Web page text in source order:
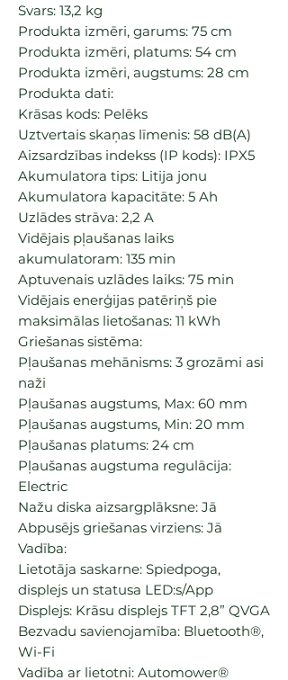
Svars: 13,2 kg
Produkta izmēri, garums: 75 cm
Produkta izmēri, platums: 54 cm
Produkta izmēri, augstums: 28 cm
Produkta dati:
Krāsas kods: Pelēks
Uztvertais skaņas līmenis: 58 dB(A)
Aizsardzības indekss (IP kods): IPX5
Akumulatora tips: Litija jonu
Akumulatora kapacitāte: 5 Ah
Uzlādes strāva: 2,2 A
Vidējais pļaušanas laiks
akumulatoram: 135 min
Aptuvenais uzlādes laiks: 75 min
Vidējais enerģijas patēriņš pie
maksimālas lietošanas: 11 kWh
Griešanas sistēma:
Pļaušanas mehānisms: 3 grozāmi asi
naži
Pļaušanas augstums, Max: 60 mm
Pļaušanas augstums, Min: 20 mm
Pļaušanas platums: 24 cm
Pļaušanas augstuma regulācija:
Electric
Nažu diska aizsargplāksne: Jā
Abpusējs griešanas virziens: Jā
Vadība:
Lietotāja saskarne: Spiedpoga,
displejs un statusa LED:s/App
Displejs: Krāsu displejs TFT 2,8” QVGA
Bezvadu savienojamība: Bluetooth®,
Wi-Fi
Vadība ar lietotni: Automower®